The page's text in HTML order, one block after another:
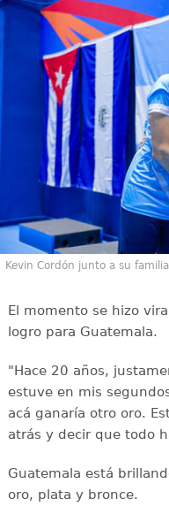
Kevin Cordón junto a su
El momento se hizo
logro para Guatemala.
"Hace 20 años,
estuve en mis
acá ganaría otro oro.
atrás y decir que todo
Guatemala está
oro, plata y bronce.